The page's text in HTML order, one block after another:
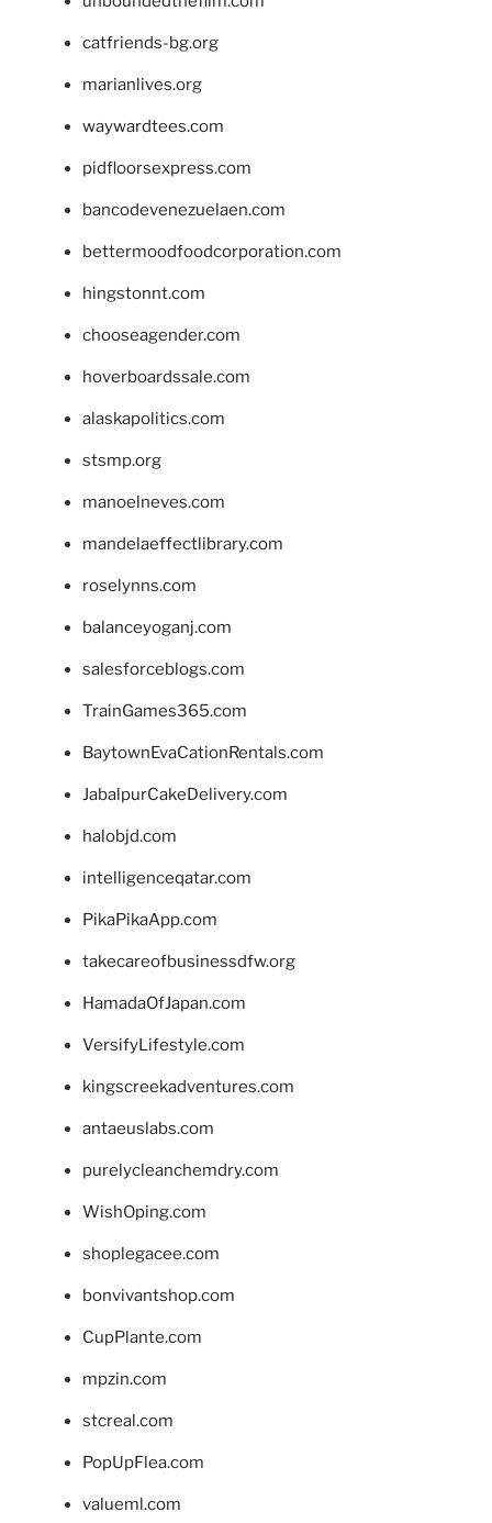
catfriends-bg.org
marianlives.org
waywardtees.com
pidfloorsexpress.com
bancodevenezuelaen.com
bettermoodfoodcorporation.com
hingstonnt.com
chooseagender.com
hoverboardssale.com
alaskapolitics.com
stsmp.org
manoelneves.com
mandelaeffectlibrary.com
roselynns.com
balanceyoganj.com
salesforceblogs.com
TrainGames365.com
BaytownEvaCationRentals.com
JabalpurCakeDelivery.com
halobjd.com
intelligenceqatar.com
PikaPikaApp.com
takecareofbusinessdfw.org
HamadaOfJapan.com
VersifyLifestyle.com
kingscreekadventures.com
antaeuslabs.com
purelycleanchemdry.com
WishOping.com
shoplegacee.com
bonvivantshop.com
CupPlante.com
mpzin.com
stcreal.com
PopUpFlea.com
valueml.com